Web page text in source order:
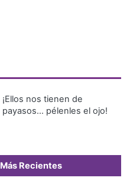
¡Ellos nos tienen de
payasos… pélenles el ojo!
Más Recientes